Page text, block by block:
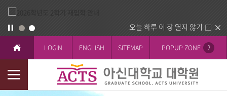
오늘 하루 이 창 열지 않기
LOGIN ENGLISH SITEMAP POPUP ZONE 2
모
바